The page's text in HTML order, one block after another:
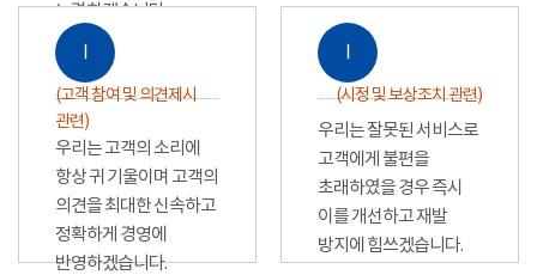
노력하겠습니다.
Ⅰ
(고객 참여 및 의견제시
관련)
우리는 고객의 소리에
항상 귀 기울이며 고객의
의견을 최대한 신속하고
정확하게 경영에
반영하겠습니다.
Ⅰ
(시정 및 보상조치 관련)
우리는 잘못된 서비스로
고객에게 불편을
초래하였을 경우 즉시
이를 개선하고 재발
방지에 힘쓰겠습니다.